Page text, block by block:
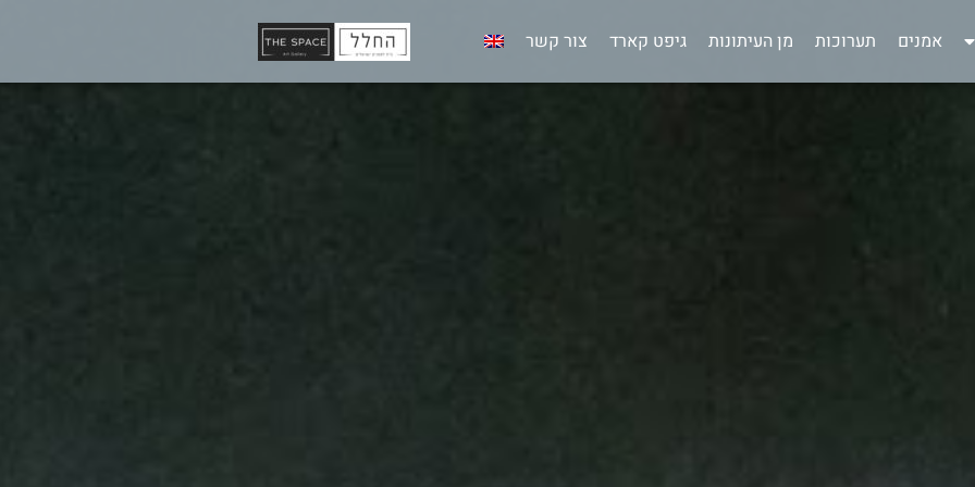
אמנים תערוכות מן העיתונות גיפט קארד צור קשר